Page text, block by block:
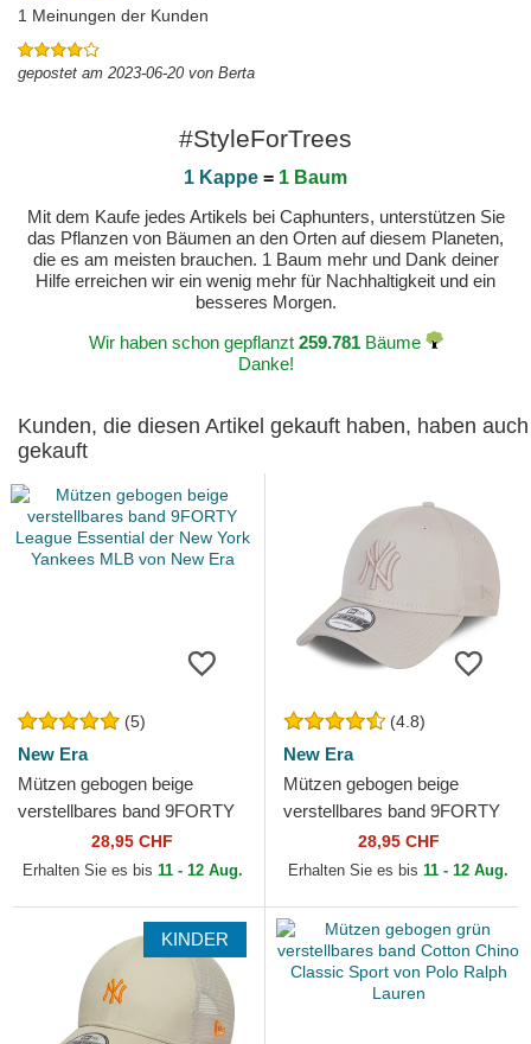
1 Meinungen der Kunden
gepostet am 2023-06-20 von Berta
#StyleForTrees
1 Kappe = 1 Baum
Mit dem Kaufe jedes Artikels bei Caphunters, unterstützen Sie
das Pflanzen von Bäumen an den Orten auf diesem Planeten,
die es am meisten brauchen. 1 Baum mehr und Dank deiner
Hilfe erreichen wir ein wenig mehr für Nachhaltigkeit und ein
besseres Morgen.
Wir haben schon gepflanzt 259.781Bäume
Danke!
Kunden, die diesen Artikel gekauft haben, haben auch
gekauft
(5)
New Era
Mützen gebogen beige
verstellbares band 9FORTY
League Essential der New
York Yankees MLB von New
28,95 CHF
Erhalten Sie es bis 11 - 12 Aug.
(4.8)
New Era
Mützen gebogen beige
verstellbares band 9FORTY
League Essential Poly der
New York Yankees MLB
28,95 CHF
Erhalten Sie es bis 11 - 12 Aug.
KINDER